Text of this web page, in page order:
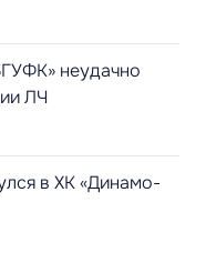
неудачно
ЛЧ
в ХК «Динамо-